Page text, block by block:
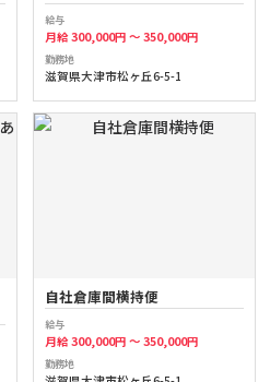
給与
月給 300,000円 ～ 350,000円
勤務地
滋賀県大津市松ヶ丘6-5-1
自社倉庫間横持便
給与
月給 300,000円 ～ 350,000円
勤務地